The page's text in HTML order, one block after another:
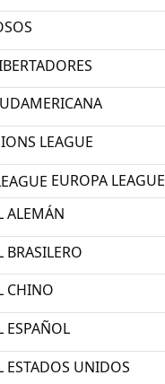
LEAGUE
EUROPA LEAGUE
ALEMÁN
BRASILERO
CHINO
ESPAÑOL
ESTADOS UNIDOS